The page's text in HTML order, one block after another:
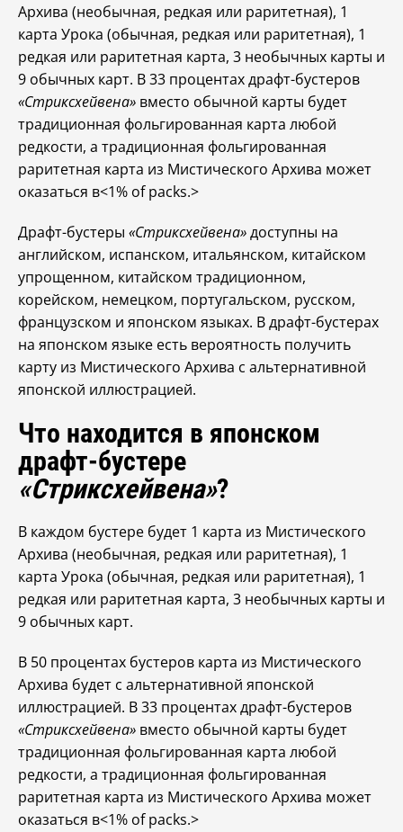
Архива (необычная, редкая или раритетная), 1
карта Урока (обычная, редкая или раритетная), 1
редкая или раритетная карта, 3 необычных карты и
9 обычных карт. В 33 процентах драфт-бустеров
«Стриксхейвена» вместо обычной карты будет
традиционная фольгированная карта любой
редкости, а традиционная фольгированная
раритетная карта из Мистического Архива может
оказаться в<1% of packs.>
Драфт-бустеры «Стриксхейвена»доступны на
английском, испанском, итальянском, китайском
упрощенном, китайском традиционном,
корейском, немецком, португальском, русском,
французском и японском языках. В драфт-бустерах
на японском языке есть вероятность получить
карту из Мистического Архива с альтернативной
японской иллюстрацией.
Что находится в японском
драфт-бустере
«Стриксхейвена»?
В каждом бустере будет 1 карта из Мистического
Архива (необычная, редкая или раритетная), 1
карта Урока (обычная, редкая или раритетная), 1
редкая или раритетная карта, 3 необычных карты и
9 обычных карт.
В 50 процентах бустеров карта из Мистического
Архива будет с альтернативной японской
иллюстрацией. В 33 процентах драфт-бустеров
«Стриксхейвена» вместо обычной карты будет
традиционная фольгированная карта любой
редкости, а традиционная фольгированная
раритетная карта из Мистического Архива может
оказаться в<1% of packs.>